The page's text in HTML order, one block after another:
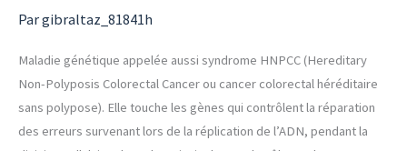
Pargibraltaz_81841h
Maladie génétique appelée aussi syndrome HNPCC (Hereditary
Non-Polyposis Colorectal Cancer ou cancer colorectal héréditaire
sans polypose). Elle touche les gènes qui contrôlent la réparation
des erreurs survenant lors de la réplication de l’ADN, pendant la
Lynch
(ou
HNPCC)